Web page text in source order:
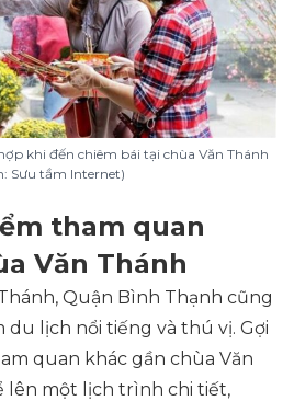
khi đến chiêm bái tại chùa Văn Thánh
Sưu tầm Internet)
tham quan
Văn Thánh
Quận Bình Thạnh cũng
du lịch nổi tiếng và thú vị. Gợi
quan khác gần chùa Văn
lên một lịch trình chi tiết,